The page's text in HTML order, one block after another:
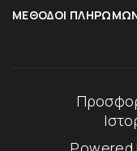
ΜΈΘΟΔΟΙ